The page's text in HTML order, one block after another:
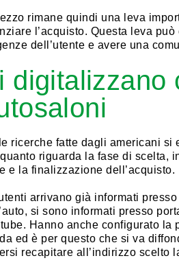
rimane quindi una leva
l’acquisto. Questa leva
dell’utente e avere una
digitalizzano
ricerche fatte dagli americani si
riguarda la fase di scelta,
e la finalizzazione dell’acquisto.
arrivano già informati
si sono informati presso
Hanno anche configurato la
ed è per questo che si va
recapitare all’indirizzo scelto